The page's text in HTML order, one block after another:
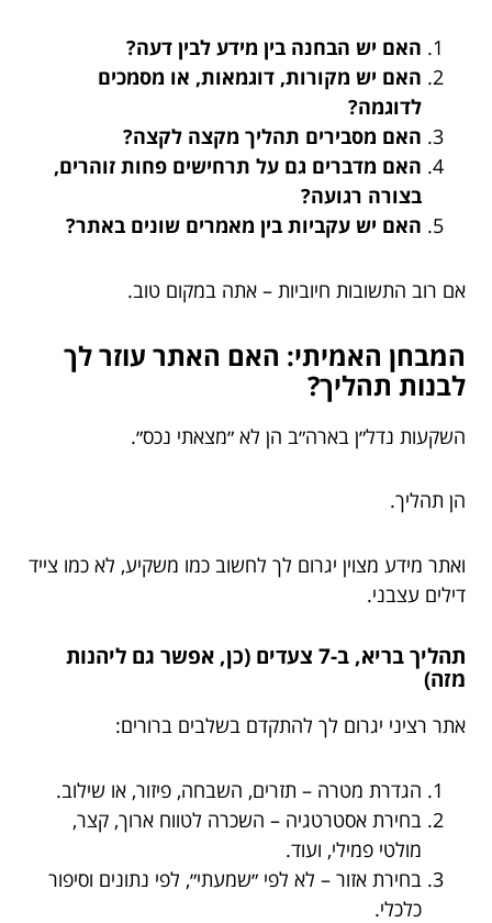
האם יש הבחנה בין מידע לבין דעה?
האם יש מקורות, דוגמאות, או מסמכים
לדוגמה?
האם מסבירים תהליך מקצה לקצה?
האם מדברים גם על תרחישים פחות זוהרים,
בצורה רגועה?
האם יש עקביות בין מאמרים שונים באתר?
אם רוב התשובות חיוביות – אתה במקום טוב.
המבחן האמיתי: האם האתר עוזר לך
לבנות תהליך?
השקעות נדל״ן בארה״ב הן לא ״מצאתי נכס״.
הן תהליך.
ואתר מידע מצוין יגרום לך לחשוב כמו משקיע, לא כמו צייד
דילים עצבני.
תהליך בריא, ב-7 צעדים (כן, אפשר גם ליהנות
מזה)
אתר רציני יגרום לך להתקדם בשלבים ברורים:
הגדרת מטרה – תזרים, השבחה, פיזור, או שילוב.
בחירת אסטרטגיה – השכרה לטווח ארוך, קצר,
מולטי פמילי, ועוד.
בחירת אזור – לא לפי ״שמעתי״, לפי נתונים וסיפור
כלכלי.